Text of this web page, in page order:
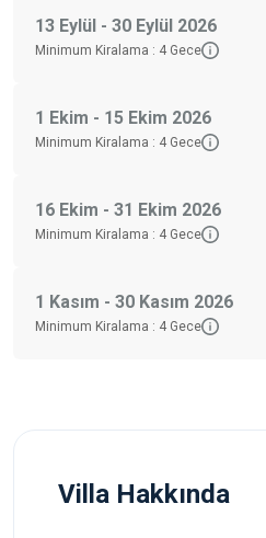
13 Eylül - 30 Eylül 2026
Minimum Kiralama : 4 Gece
1 Ekim - 15 Ekim 2026
Minimum Kiralama : 4 Gece
16 Ekim - 31 Ekim 2026
Minimum Kiralama : 4 Gece
1 Kasım - 30 Kasım 2026
Minimum Kiralama : 4 Gece
Villa Hakkında